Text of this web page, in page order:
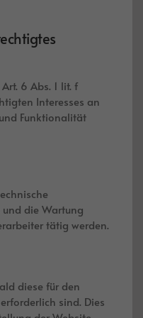
6 Abs. 1 lit. f
Interesses an
Funktionalität
die Wartung
tätig werden.
diese für den
sind. Dies